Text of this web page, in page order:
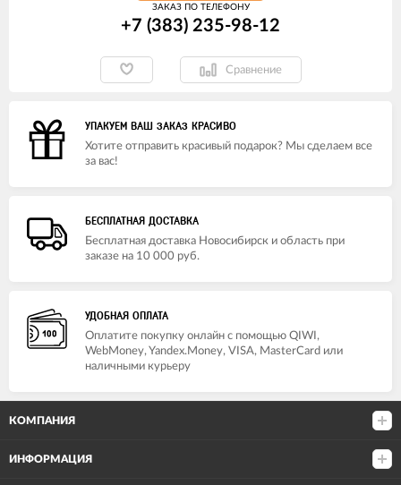
ЗАКАЗ ПО ТЕЛЕФОНУ
+7 (383) 235-98-12
Сравнение
УПАКУЕМ ВАШ ЗАКАЗ КРАСИВО
Хотите отправить красивый подарок? Мы сделаем все
за вас!
БЕСПЛАТНАЯ ДОСТАВКА
Бесплатная доставка Новосибирск и область при
заказе на 10 000 руб.
УДОБНАЯ ОПЛАТА
Оплатите покупку онлайн с помощью QIWI,
WebMoney, Yandex.Money, VISA, MasterCard или
наличными курьеру
КОМПАНИЯ
ИНФОРМАЦИЯ